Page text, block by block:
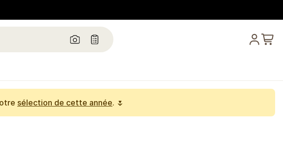
sélection de cette année. 🌷